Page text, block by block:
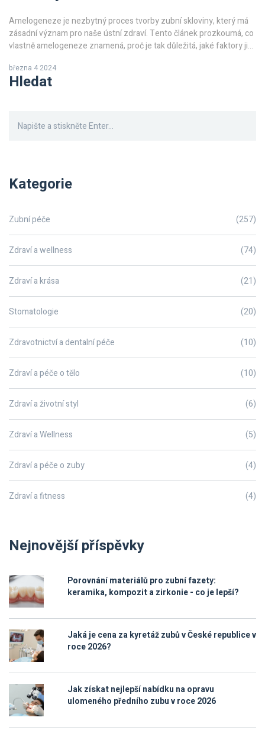
Amelogeneze je nezbytný proces tvorby zubní skloviny, který má
zásadní význam pro naše ústní zdraví. Tento článek prozkoumá, co
vlastně amelogeneze znamená, proč je tak důležitá, jaké faktory ji
Ponoříme se do světa dentální péče a nabídneme užitečné tipy, jak
udržet naše zuby silné a zdravé.
března 4 2024
Hledat
Kategorie
Zubní péče (257)
Zdraví a wellness (74)
Zdraví a krása (21)
Stomatologie (20)
Zdravotnictví a dentalní péče (10)
Zdraví a péče o tělo (10)
Zdraví a životní styl (6)
Zdraví a Wellness (5)
Zdraví a péče o zuby (4)
Zdraví a fitness (4)
Nejnovější příspěvky
Porovnání materiálů pro zubní fazety:
keramika, kompozit a zirkonie - co je lepší?
Jaká je cena za kyretáž zubů v České republice v
roce 2026?
Jak získat nejlepší nabídku na opravu
ulomeného předního zubu v roce 2026